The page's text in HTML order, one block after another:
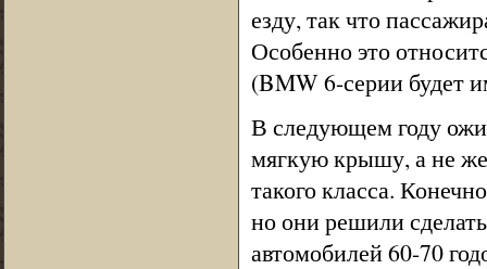
езду, так что
Особенно это
(BMW 6-серии будет
В следующем году
мягкую крышу, а не
такого класса.
но они решили
автомобилей 60-70